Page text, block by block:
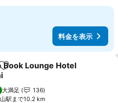
料金を表示
お気に入りに追加
Book Lounge Hotel
ルのランク
大満足
136
駅まで10.2 km